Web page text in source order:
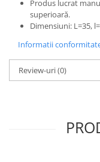
Produs lucrat
superioară.
Dimensiuni: L=35,
Informatii
Review-uri(0)